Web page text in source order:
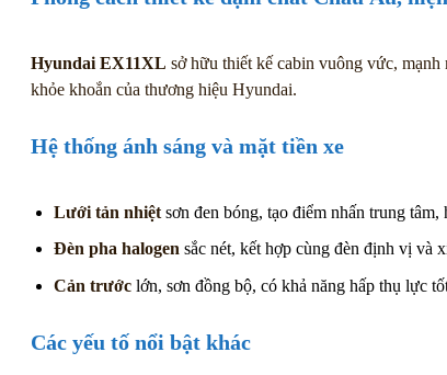
Hyundai EX11XL sở hữu thiết kế cabin vuông vức,
khỏe khoắn của thương hiệu Hyundai.
Hệ thống ánh sáng và mặt tiền xe
Lưới tản nhiệtsơn đen bóng, tạo điểm nhấn trung
Đèn pha halogen sắc nét, kết hợp cùng đèn định vị và
Cản trướclớn, sơn đồng bộ, có khả năng hấp thụ lực
Các yếu tố nổi bật khác